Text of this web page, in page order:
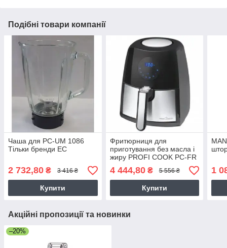
Подібні товари компанії
Чаша для PC-UM 1086
Тільки бренди ЕС
2 732,80 ₴ 3 416 ₴
Купити
Фритюрниця для
приготування без масла і
жиру PROFI COOK PC-FR
1147 Тільки бренди ЕС
4 444,80₴ 5 556 ₴
Купити
1
Акційні пропозиції та новинки
–20%